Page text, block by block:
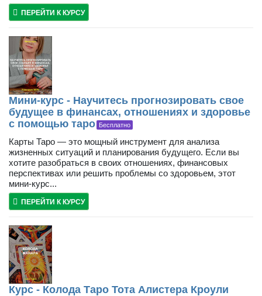
ПЕРЕЙТИ К КУРСУ
Мини-курс - Научитесь прогнозировать свое
будущее в финансах, отношениях и здоровье
с помощью таро Бесплатно
Карты Таро — это мощный инструмент для анализа
жизненных ситуаций и планирования будущего. Если вы
хотите разобраться в своих отношениях, финансовых
перспективах или решить проблемы со здоровьем, этот
мини-курс...
ПЕРЕЙТИ К КУРСУ
Курс - Колода Таро Тота Алистера Кроули